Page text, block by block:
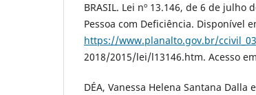
BRASIL. Lei nº 13.146, de 6 de
Pessoa com Deficiência. Disponível
https://www.planalto.gov.br/
2018/2015/lei/l13146.htm. Acesso
DÉA, Vanessa Helena Santana Dalla